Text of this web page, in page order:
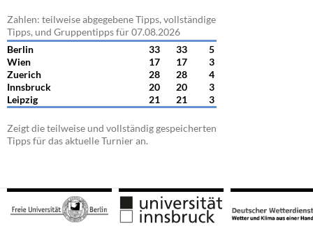
Zahlen: teilweise abgegebene Tipps, vollständige
Tipps, und Gruppentipps für 07.08.2026
Berlin
33 33
5
Wien
17 17
3
Zuerich
28 28
4
Innsbruck
20 20
3
Leipzig
21 21 3
Zeigt die teilweise und vollständig gespeicherten
Tipps für das aktuelle Turnier an.